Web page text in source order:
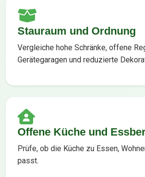
Stauraum und Ordnung
Vergleiche hohe Schränke, offene
Gerätegaragen und reduzierte
Offene Küche und
Prüfe, ob die Küche zu Essen,
passt.